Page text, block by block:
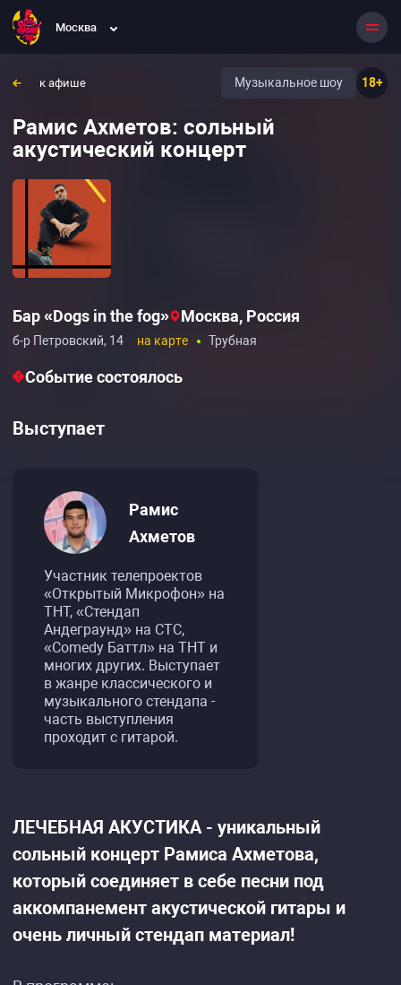
Москва
к афише 18+
Музыкальное шоу
Рамис Ахметов: сольный
акустический концерт
Бар «Dogs in the fog» Москва, Россия
б-р Петровский, 14 на карте Трубная
Событие состоялось
Выступает
Рамис
Ахметов
Участник телепроектов
«Открытый Микрофон» на
ТНТ, «Стендап
Андеграунд» на СТС,
«Comedy Баттл» на ТНТ и
многих других. Выступает
в жанре классического и
музыкального стендапа -
часть выступления
проходит с гитарой.
ЛЕЧЕБНАЯ АКУСТИКА - уникальный
сольный концерт Рамиса Ахметова,
который соединяет в себе песни под
аккомпанемент акустической гитары и
очень личный стендап материал!